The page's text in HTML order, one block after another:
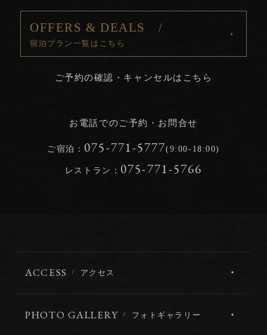
OFFERS & DEALS /
宿泊プラン一覧はこちら
ご予約の確認・キャンセルはこちら
お電話でのご予約・お問合せ
ご宿泊： 075-771-5777(9:00-18:00)
レストラン： 075-771-5766
ACCESS アクセス
PHOTO GALLERY フォトギャラリー